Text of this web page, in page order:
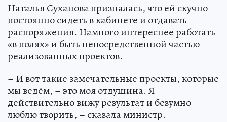
Наталья Суханова призналась, что ей скучно
постоянно сидеть в кабинете и отдавать
распоряжения. Намного интереснее работать
«в полях» и быть непосредственной частью
реализованных проектов.
– И вот такие замечательные проекты, которые
мы ведём, – это моя отдушина. Я
действительно вижу результат и безумно
люблю творить, – сказала министр.